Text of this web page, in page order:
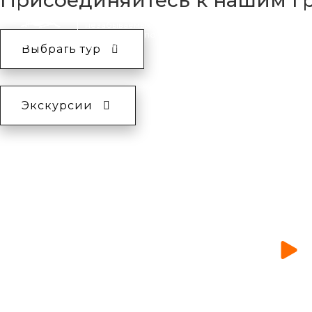
Дагестану
Выбрать тур
Экскурсии